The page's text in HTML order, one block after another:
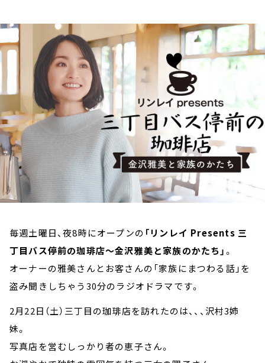
YouTube
会社情報
毎週土曜日、夜8時にオープンの 「リンレイ Presents 三
丁目バス停前の珈琲店～金沢雅美と家族のかたち」。
オーナーの雅美さんとお客さんの「家族にまつわる話」を
盗み聞きしちゃう30分のラジオドラマです。
2月22日（土）三丁目の珈琲店を訪れたのは、、、沢村3姉
妹。
写真店を営むしっかり者の恵子さん。